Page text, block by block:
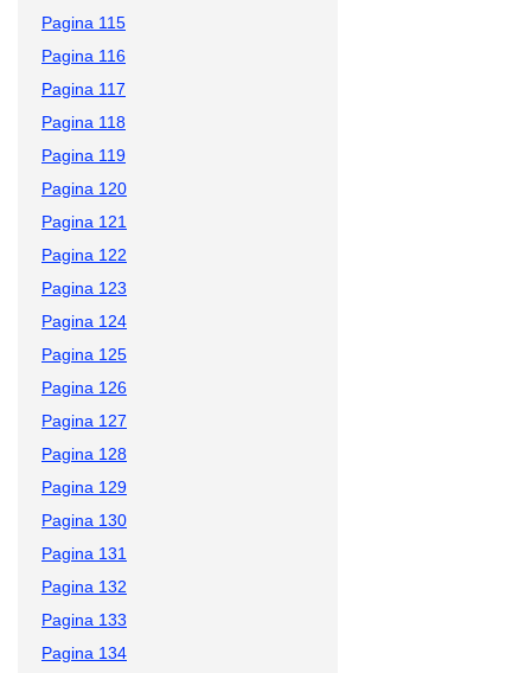
Pagina 115
Pagina 116
Pagina 117
Pagina 118
Pagina 119
Pagina 120
Pagina 121
Pagina 122
Pagina 123
Pagina 124
Pagina 125
Pagina 126
Pagina 127
Pagina 128
Pagina 129
Pagina 130
Pagina 131
Pagina 132
Pagina 133
Pagina 134